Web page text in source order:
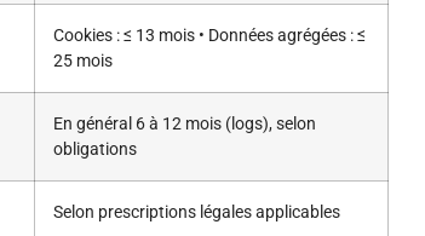
Cookies : ≤ 13 mois • Données agrégées : ≤
25 mois
En général 6 à 12 mois (logs), selon
obligations
Selon prescriptions légales applicables